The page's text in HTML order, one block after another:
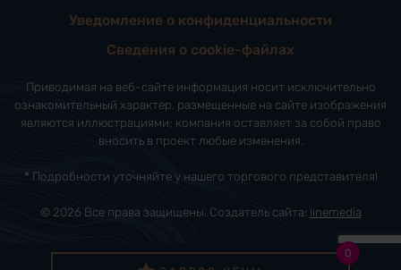
Уведомление о конфиденциальности
Сведения о cookie-файлах
Приводимая на веб-сайте информация носит исключительно
ознакомительный характер, размещенные на сайте изображения
являются иллюстрациями; компания оставляет за собой право
вносить в проект любые изменения.
* Подробности уточняйте у нашего торгового представителя!
© 2026 Все права защищены. Создатель сайта: linemedia
0